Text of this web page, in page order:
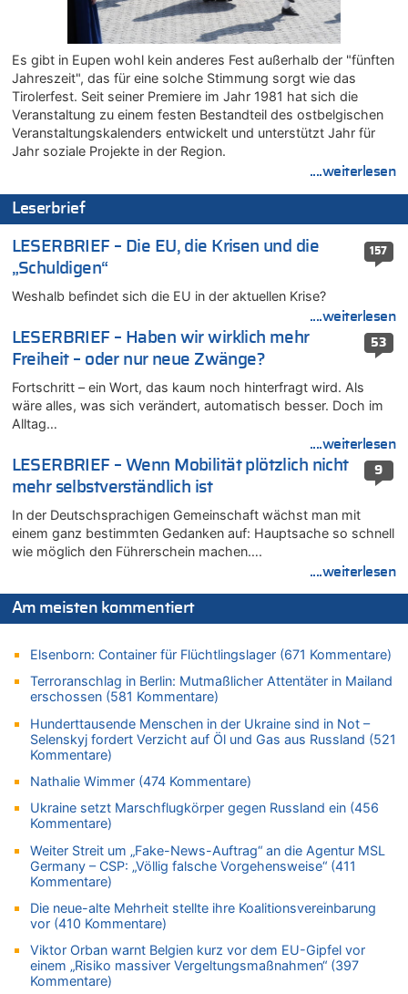
06.08.2026 - 22:48 von DG zu
FIFA-Spitze demonstriert Einigkeit trotz Kritik und neuer
Vorwürfe gegen Präsident Gianni Infantino
06.08.2026 - 22:07 von DR ALBERN zu
FIFA-Spitze demonstriert Einigkeit trotz Kritik und neuer
Vorwürfe gegen Präsident Gianni Infantino
06.08.2026 - 21:27 von klar zu
Mehrere Menschen in Londons City niedergestochen
Zweite Hitzewelle in diesem Sommer ist jetzt amtlich
06.08.2026 - 21:16 von michlaustderaffe zu
Zweite Hitzewelle in diesem Sommer ist jetzt amtlich
06.08.2026 - 21:14 von Ach zu
Aachen ab 11. August wieder Mekka des Pferdesports –
Belgien setzt bei Reit-WM auf starke Springreiter
Wasserstand des Rheins in NRW so niedrig wie noch nie
06.08.2026 - 20:35 von Wolfgang2 zu
Zurück an den Rhein: Hendrich wechselt zum 1. FC Köln
06.08.2026 - 20:16 von Panda46 zu
AS Eupen: „Keiner weiß, wohin die Reise geht…“
Zweite Hitzewelle in diesem Sommer ist jetzt amtlich
Zweite Hitzewelle in diesem Sommer ist jetzt amtlich
06.08.2026 - 18:40 von Ostbelgien Direkt zu
Felice Mazzu soll Cheftrainer der AS Eupen werden
Zweite Hitzewelle in diesem Sommer ist jetzt amtlich
Zweite Hitzewelle in diesem Sommer ist jetzt amtlich
06.08.2026 - 17:24 von Dax zu
Zweite Hitzewelle in diesem Sommer ist jetzt amtlich
06.08.2026 - 17:23 von Hans L. zu
Zweite Hitzewelle in diesem Sommer ist jetzt amtlich
06.08.2026 - 17:21 von Dax zu
Zweite Hitzewelle in diesem Sommer ist jetzt amtlich
06.08.2026 - 17:01 von Wahlstimme? zu
FIFA-Spitze demonstriert Einigkeit trotz Kritik und neuer
06.08.2026 - 16:53 von Frage zu
Zweite Hitzewelle in diesem Sommer ist jetzt amtlich
06.08.2026 - 16:39 von Noah Parmentier zu
Zweite Hitzewelle in diesem Sommer ist jetzt amtlich
06.08.2026 - 16:36 von Noah Parmentier zu
Zweite Hitzewelle in diesem Sommer ist jetzt amtlich
Es gibt in Eupen wohl kein anderes Fest außerhalb der "fünften
Jahreszeit", das für eine solche Stimmung sorgt wie das
Tirolerfest. Seit seiner Premiere im Jahr 1981 hat sich die
Veranstaltung zu einem festen Bestandteil des ostbelgischen
Veranstaltungskalenders entwickelt und unterstützt Jahr für
Jahr soziale Projekte in der Region.
....weiterlesen
Leserbrief
157
LESERBRIEF – Die EU, die Krisen und die
„Schuldigen“
Weshalb befindet sich die EU in der aktuellen Krise?
....weiterlesen
53
LESERBRIEF – Haben wir wirklich mehr
Freiheit – oder nur neue Zwänge?
Fortschritt – ein Wort, das kaum noch hinterfragt wird. Als
wäre alles, was sich verändert, automatisch besser. Doch im
Alltag…
....weiterlesen
9
LESERBRIEF – Wenn Mobilität plötzlich nicht
mehr selbstverständlich ist
In der Deutschsprachigen Gemeinschaft wächst man mit
einem ganz bestimmten Gedanken auf: Hauptsache so schnell
wie möglich den Führerschein machen….
....weiterlesen
Am meisten kommentiert
Elsenborn: Container für Flüchtlingslager (671 Kommentare)
Terroranschlag in Berlin: Mutmaßlicher Attentäter in Mailand
erschossen (581 Kommentare)
Hunderttausende Menschen in der Ukraine sind in Not –
Selenskyj fordert Verzicht auf Öl und Gas aus Russland (521
Kommentare)
Nathalie Wimmer (474 Kommentare)
Ukraine setzt Marschflugkörper gegen Russland ein (456
Kommentare)
Weiter Streit um „Fake-News-Auftrag“ an die Agentur MSL
Germany – CSP: „Völlig falsche Vorgehensweise“ (411
Kommentare)
Die neue-alte Mehrheit stellte ihre Koalitionsvereinbarung
vor (410 Kommentare)
Viktor Orban warnt Belgien kurz vor dem EU-Gipfel vor
einem „Risiko massiver Vergeltungsmaßnahmen“ (397
Kommentare)